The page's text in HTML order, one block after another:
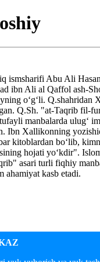
ismsharifi Abu Ali
ibn Ali al Qaffol ash-
oʻgʻli. Q.shahridan
Q.Sh. "at-Taqrib fil-
manbalarda ulugʻ
Ibn Xallikonning
kitoblardan boʻlib,
hojati yoʻkdir".
asari turli fiqhiy
ahamiyat kasb etadi.